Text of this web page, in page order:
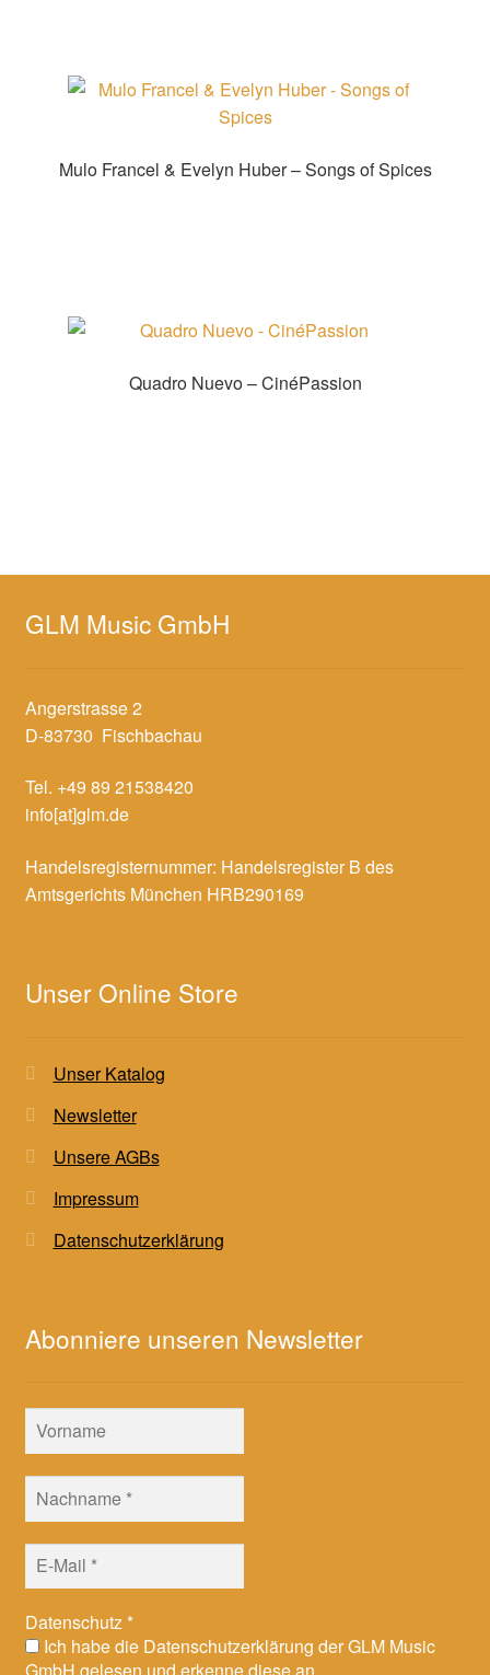
Mulo Francel & Evelyn Huber – Songs of Spices
Quadro Nuevo – CinéPassion
GLM Music GmbH
Angerstrasse 2
D-83730 Fischbachau
Tel. +49 89 21538420
info[at]glm.de
Handelsregisternummer: Handelsregister B des
Amtsgerichts München HRB290169
Unser Online Store
Unser Katalog
Newsletter
Unsere AGBs
Impressum
Datenschutzerklärung
Abonniere unseren Newsletter
Datenschutz*
Ich habe die Datenschutzerklärung der GLM Music